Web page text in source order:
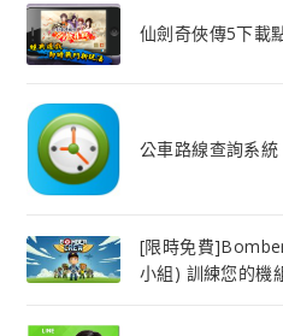
仙劍奇俠傳5下載
公車路線查詢系
[限時免費
小組) 訓練您的機